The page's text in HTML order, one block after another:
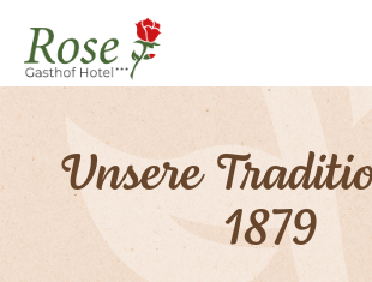
Unsere
1879